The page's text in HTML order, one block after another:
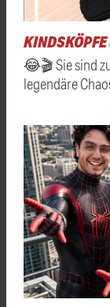
KINDSKÖPFE
😂🎬 Sie sind
legendäre